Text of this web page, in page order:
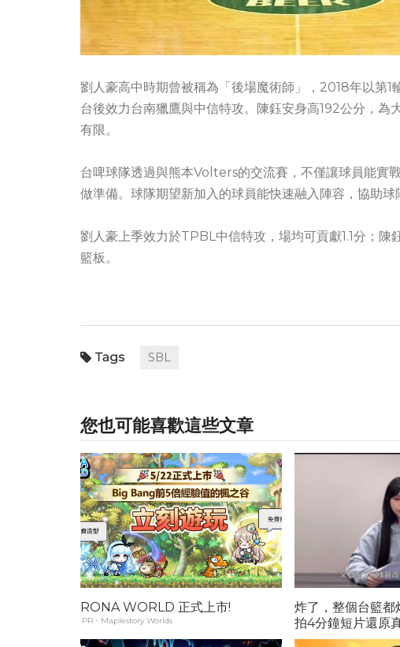
劉人豪高中時期曾被稱為「後場魔術師」，2018年以第
台後效力台南獵鷹與中信特攻。陳鈺安身高192公分，
有限。
台啤球隊透過與熊本Volters的交流賽，不僅讓球員能實
做準備。球隊期望新加入的球員能快速融入陣容，協助球
劉人豪上季效力於TPBL中信特攻，場均可貢獻1.1分；
籃板。
SBL
您也可能喜歡這些文章
RONA WORLD 正式上市!
PR・Maplestory Worlds
炸了，整個台籃都
拍4分鐘短片還原
蛋了...